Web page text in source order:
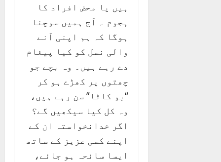
ہیں یا محض افراد کا
ہجوم ۔ آج ہمیں سوچنا
ہوگا کہ ہم اپنی آنے
والی نسل کو کیا پیغام
دے رہے ہیں۔ وہ بچے جو
چھتوں پر کھڑے ہو کر
“بو کاٹا” سن رہے ہیں،
وہ کل کیا سیکھیں گے؟
اگر خدانخواستہ ان کے
اپنے کسی عزیز کے ساتھ
ایسا سانحہ ہو جائے،